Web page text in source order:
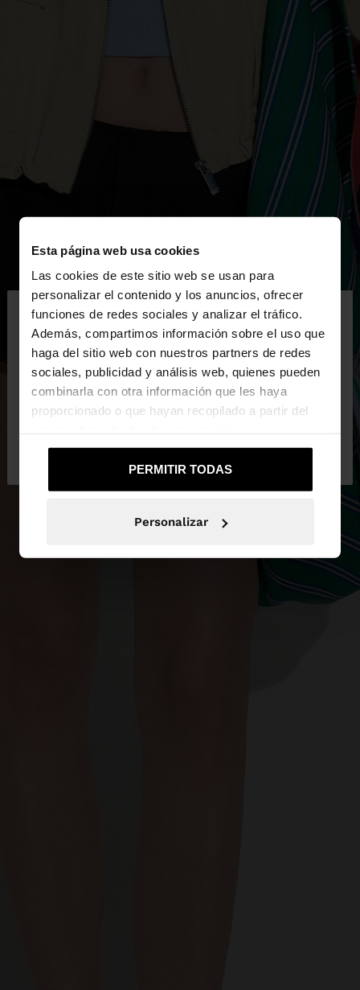
Esta página web usa cookies
Las cookies de este sitio web se usan para
personalizar el contenido y los anuncios, ofrecer
funciones de redes sociales y analizar el tráfico.
Además, compartimos información sobre el uso que
haga del sitio web con nuestros partners de redes
sociales, publicidad y análisis web, quienes pueden
combinarla con otra información que les haya
proporcionado o que hayan recopilado a partir del
PERMITIR TODAS
Personalizar
hola
Estás accediendo a la web de España. ¿Quieres ir a
la web de United States?